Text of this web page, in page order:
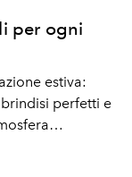
per ogni
estiva:
perfetti e